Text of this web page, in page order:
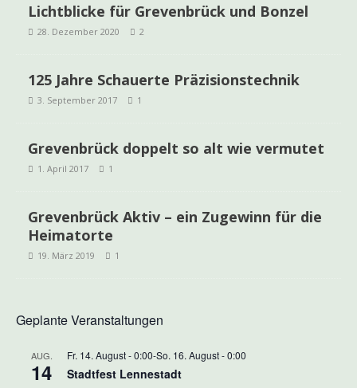
Lichtblicke für Grevenbrück und Bonzel
28. Dezember 2020 2
125 Jahre Schauerte Präzisionstechnik
3. September 2017 1
Grevenbrück doppelt so alt wie vermutet
1. April 2017 1
Grevenbrück Aktiv – ein Zugewinn für die
Heimatorte
19. März 2019 1
Geplante Veranstaltungen
AUG.
14
Fr. 14. August - 0:00-So. 16. August - 0:00
Stadtfest Lennestadt